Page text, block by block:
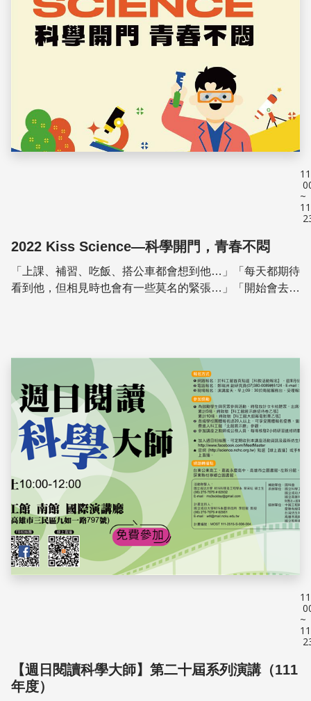
~
2022 Kiss Science—科學開門，青春不悶
「上課、補習、吃飯、搭公車都會想到他…」「每天都期待
看到他，但相見時也會有一些莫名的緊張…」「開始會去推
~
【週日閱讀科學大師】第二十屆系列演講（111
年度）